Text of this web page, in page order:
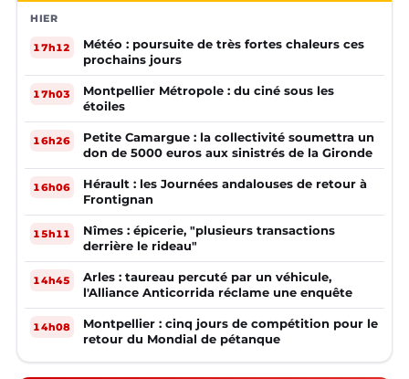
HIER
17h12
Météo : poursuite de très fortes chaleurs ces
prochains jours
17h03
Montpellier Métropole : du ciné sous les
étoiles
16h26
Petite Camargue : la collectivité soumettra un
don de 5000 euros aux sinistrés de la Gironde
16h06
Hérault : les Journées andalouses de retour à
Frontignan
15h11
Nîmes : épicerie, "plusieurs transactions
derrière le rideau"
14h45
Arles : taureau percuté par un véhicule,
l'Alliance Anticorrida réclame une enquête
14h08
Montpellier : cinq jours de compétition pour le
retour du Mondial de pétanque